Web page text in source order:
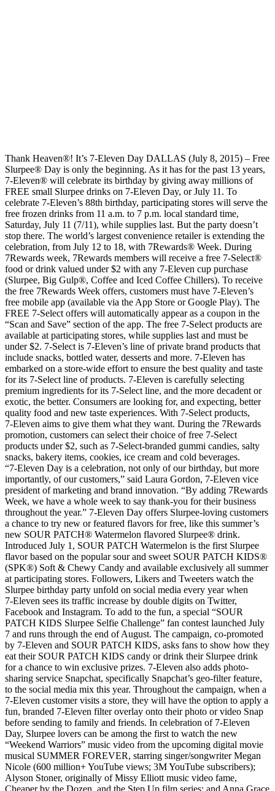
Thank Heaven®! It’s 7‑Eleven Day DALLAS (July 8, 2015) – Free
Slurpee® Day is only the beginning. As it has for the past 13 years,
7‑Eleven® will celebrate its birthday by giving away millions of
FREE small Slurpee drinks on 7‑Eleven Day, or July 11. To
celebrate 7‑Eleven’s 88th birthday, participating stores will serve the
free frozen drinks from 11 a.m. to 7 p.m. local standard time,
Saturday, July 11 (7/11), while supplies last. But the party doesn’t
stop there. The world’s largest convenience retailer is extending the
celebration, from July 12 to 18, with 7Rewards® Week. During
7Rewards week, 7Rewards members will receive a free 7-Select®
food or drink valued under $2 with any 7‑Eleven cup purchase
(Slurpee, Big Gulp®, Coffee and Iced Coffee Chillers). To receive
the free 7Rewards Week offers, customers must have 7‑Eleven’s
free mobile app (available via the App Store or Google Play). The
FREE 7-Select offers will automatically appear as a coupon in the
“Scan and Save” section of the app. The free 7-Select products are
available at participating stores, while supplies last and must be
under $2. 7-Select is 7‑Eleven’s line of private brand products that
include snacks, bottled water, desserts and more. 7‑Eleven has
embarked on a store-wide effort to ensure the best quality and taste
for its 7-Select line of products. 7‑Eleven is carefully selecting
premium ingredients for its 7-Select line, and the more decadent or
exotic, the better. Consumers are looking for, and expecting, better
quality food and new taste experiences. With 7-Select products,
7‑Eleven aims to give them what they want. During the 7Rewards
promotion, customers can select their choice of free 7-Select
products under $2, such as 7-Select-branded gummi candies, salty
snacks, bakery items, cookies, ice cream and cold beverages.
“7‑Eleven Day is a celebration, not only of our birthday, but more
importantly, of our customers,” said Laura Gordon, 7‑Eleven vice
president of marketing and brand innovation. “By adding 7Rewards
Week, we have a whole week to say thank-you for their business
throughout the year.” 7‑Eleven Day offers Slurpee-loving customers
a chance to try new or featured flavors for free, like this summer’s
new SOUR PATCH® Watermelon flavored Slurpee® drink.
Introduced July 1, SOUR PATCH Watermelon is the first Slurpee
flavor based on the popular sour and sweet SOUR PATCH KIDS®
(SPK®) Soft & Chewy Candy and available exclusively all summer
at participating stores. Followers, Likers and Tweeters watch the
Slurpee birthday party unfold on social media every year when
7‑Eleven sees its traffic increase by double digits on Twitter,
Facebook and Instagram. To add to the fun, a special “SOUR
PATCH KIDS Slurpee Selfie Challenge” fan contest launched July
7 and runs through the end of August. The campaign, co-promoted
by 7‑Eleven and SOUR PATCH KIDS, asks fans to show how they
eat their SOUR PATCH KIDS candy or drink their Slurpee drink
for a chance to win exclusive prizes. 7‑Eleven also adds photo-
sharing service Snapchat, specifically Snapchat’s geo-filter feature,
to the social media mix this year. Throughout the campaign, when a
7‑Eleven customer visits a store, they will have the option to apply a
fun, branded 7‑Eleven filter overlay onto their photo or video Snap
before sending to family and friends. In celebration of 7‑Eleven
Day, Slurpee lovers can be among the first to watch the new
“Weekend Warriors” music video from the upcoming digital movie
musical SUMMER FOREVER, starring singer/songwriter Megan
Nicole (600 million+ YouTube views; 3M YouTube subscribers);
Alyson Stoner, originally of Missy Elliott music video fame,